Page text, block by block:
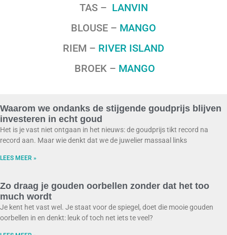
TAS – LANVIN
BLOUSE – MANGO
RIEM – RIVER ISLAND
BROEK – MANGO
Waarom we ondanks de stijgende goudprijs blijven
investeren in echt goud
Het is je vast niet ontgaan in het nieuws: de goudprijs tikt record na
record aan. Maar wie denkt dat we de juwelier massaal links
LEES MEER »
Zo draag je gouden oorbellen zonder dat het too
much wordt
Je kent het vast wel. Je staat voor de spiegel, doet die mooie gouden
oorbellen in en denkt: leuk of toch net iets te veel?